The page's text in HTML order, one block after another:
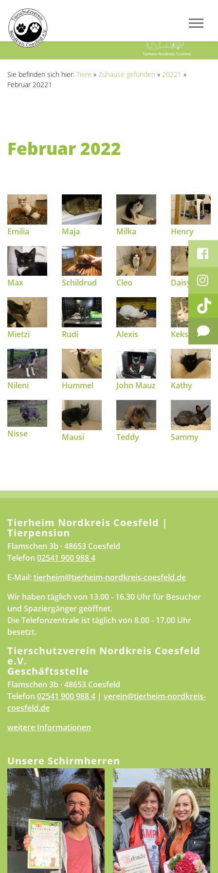
Sie befinden sich hier: Tiere » Zuhause gefunden » 20221 »
Februar 20221
Februar 2022
Emilia Maja Milka Henry
Max Schildrud Cleo Daisy
Mietzi Rudi Alexis Keks
Nileni Hummel John Mauz Kathy
Nisse Mausi Teddy Sammy
Tierheim Nordkreis Coesfeld |
Tierpension
Flamschen 3b · 48653 Coesfeld
Telefon 02541 900 988 4
E-Mail:tierheim@tierheim-nordkreis-coesfeld.de
Wir haben täglich von 13.00 - 16.30 Uhr für Besucher
und Spaziergänger geöffnet.
Die Telefonzentrale ist täglich von 8.00 - 17.00 Uhr
besetzt.
Tierschutzverein Nordkreis Coesfeld
e.V.
Geschäftsstelle
Flamschen 3b · 48653 Coesfeld
Telefon 02541 900 988 4 | verein@tierheim-nordkreis-
coesfeld.de
weitere Informationen
Unsere Schirmherren